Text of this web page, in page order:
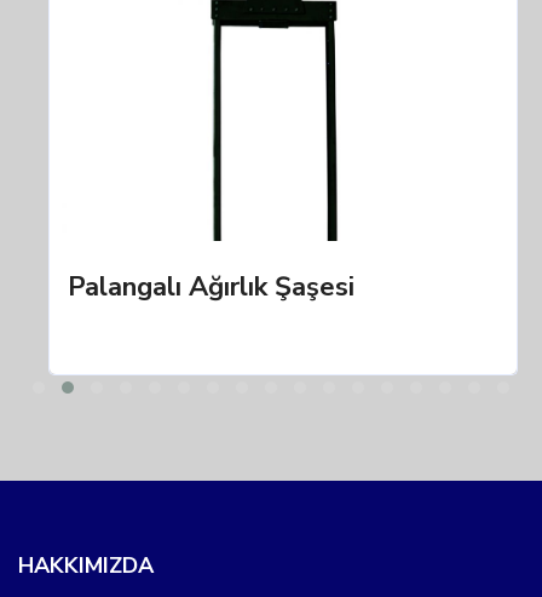
Palangalı Ağırlık Şaşesi
HAKKIMIZDA